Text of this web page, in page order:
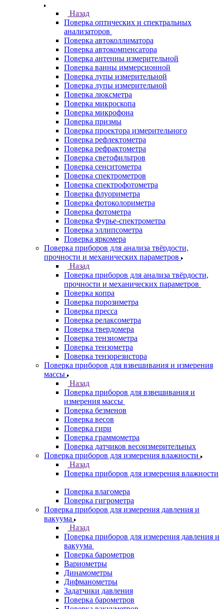
Назад
Поверка оптических и спектральных
анализаторов
Поверка автоколлиматора
Поверка автокомпенсатора
Поверка антенны измерительной
Поверка ванны иммерсионной
Поверка лупы измерительной
Поверка лупы измерительной
Поверка люксметра
Поверка микроскопа
Поверка микрофона
Поверка призмы
Поверка проектора измерительного
Поверка рефлектометра
Поверка рефрактометра
Поверка светофильтров
Поверка сенситометра
Поверка спектрометров
Поверка спектрофотометра
Поверка флуориметра
Поверка фотоколориметра
Поверка фотометра
Поверка Фурье-спектрометра
Поверка эллипсометра
Поверка яркомера
Поверка приборов для анализа твёрдости,
прочности и механических параметров
Назад
Поверка приборов для анализа твёрдости,
прочности и механических параметров
Поверка копра
Поверка порозиметра
Поверка пресса
Поверка релаксометра
Поверка твердомера
Поверка тензиометра
Поверка тензометра
Поверка тензорезистора
Поверка приборов для взвешивания и измерения
массы
Назад
Поверка приборов для взвешивания и
измерения массы
Поверка безменов
Поверка весов
Поверка гири
Поверка граммометра
Поверка датчиков весоизмерительных
Поверка приборов для измерения влажности
Назад
Поверка приборов для измерения влажности
Поверка влагомера
Поверка гигрометра
Поверка приборов для измерения давления и
вакуума
Назад
Поверка приборов для измерения давления и
вакуума
Поверка барометров
Вариометры
Динамометры
Дифманометры
Задатчики давления
Поверка барометров